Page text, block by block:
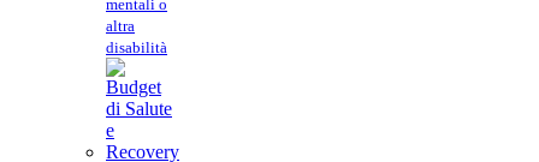
mentali o
altra
disabilità